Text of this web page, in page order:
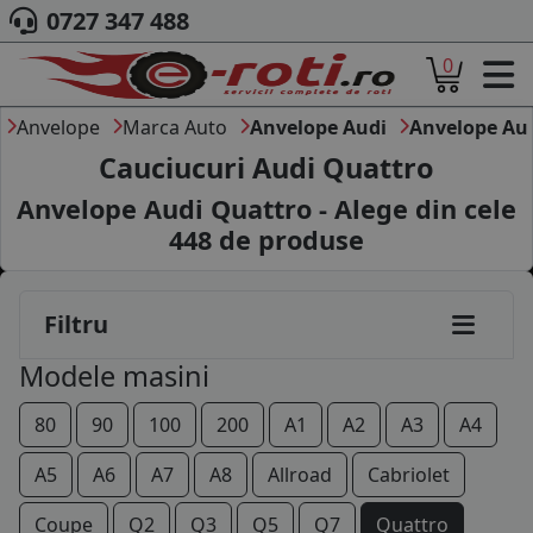
ACASA
DESPRE NOI
ANVELOPE
AUTO
CAMION
MOTO
MARCA AUTO
BLOG
B2B - COLABORARE COMPANII
CONT
0727 347 488
0
Anvelope Marca Auto Anvelope Audi Anvelope
Cauciucuri Audi Quattro
Anvelope Audi Quattro - Alege din cele
448 de produse
Filtru
Modele masini
80 90 100 200 A1 A2 A3
A4
A5
A6 A7 A8 Allroad
Cabriolet
Coupe
Q2 Q3 Q5 Q7
Quattro